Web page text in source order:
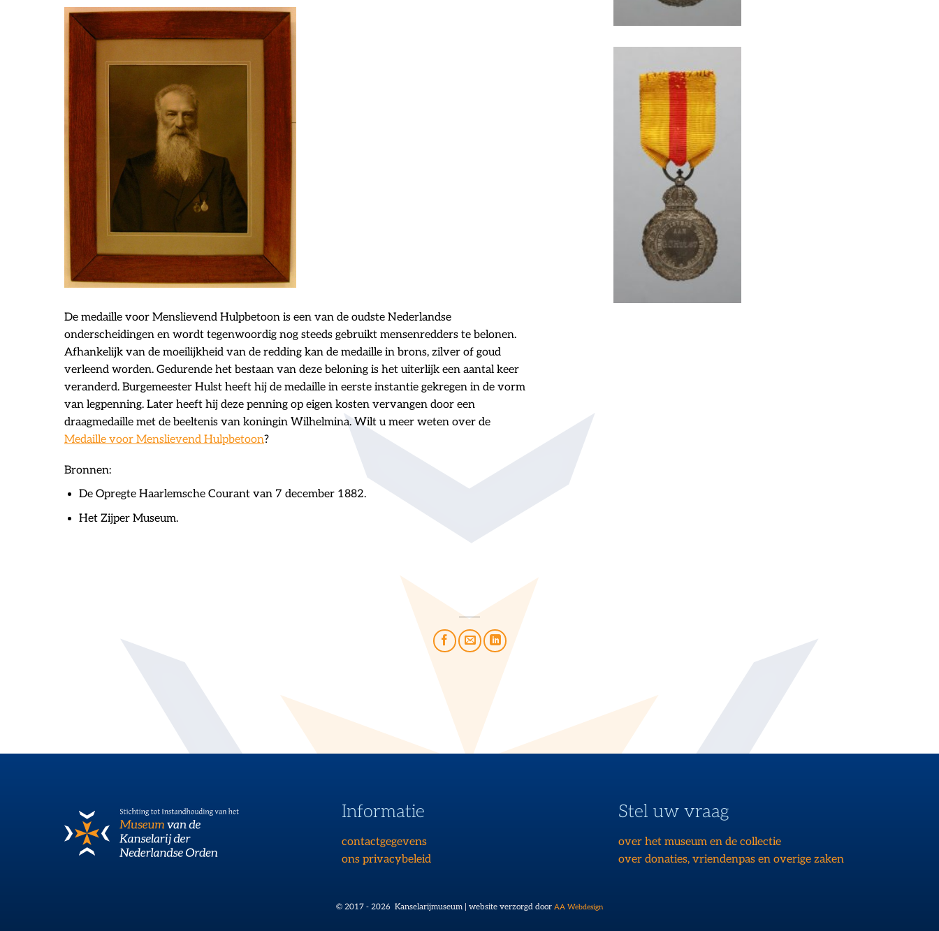
De medaille voor Menslievend Hulpbetoon is een van de oudste Nederlandse
onderscheidingen en wordt tegenwoordig nog steeds gebruikt mensenredders te belonen.
Afhankelijk van de moeilijkheid van de redding kan de medaille in brons, zilver of goud
verleend worden. Gedurende het bestaan van deze beloning is het uiterlijk een aantal keer
veranderd. Burgemeester Hulst heeft hij de medaille in eerste instantie gekregen in de vorm
van legpenning. Later heeft hij deze penning op eigen kosten vervangen door een
draagmedaille met de beeltenis van koningin Wilhelmina. Wilt u meer weten over de
Medaille voor Menslievend Hulpbetoon?
Bronnen:
De Opregte Haarlemsche Courant van 7 december 1882.
Het Zijper Museum.
Informatie
contactgegevens
ons privacybeleid
Stel uw vraag
over het museum en de collectie
over donaties, vriendenpas en overige zaken
© 2017 - 2026 Kanselarijmuseum | website verzorgd door AA Webdesign